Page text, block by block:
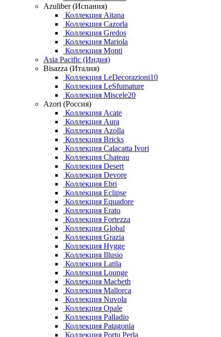
Azuliber (Испания)
Коллекция Aitana
Коллекция Cazorla
Коллекция Gredos
Коллекция Mariola
Коллекция Monti
Asia Pacific (Индия)
Bisazza (Италия)
Коллекция LeDecorazioni10
Коллекция LeSfumature
Коллекция Miscele20
Azori (Россия)
Коллекция Acate
Коллекция Aura
Коллекция Azolla
Коллекция Bricks
Коллекция Calacatta Ivori
Коллекция Chateau
Коллекция Desert
Коллекция Devore
Коллекция Ebri
Коллекция Eclipse
Коллекция Equadore
Коллекция Erato
Коллекция Fortezza
Коллекция Global
Коллекция Grazia
Коллекция Hygge
Коллекция Illusio
Коллекция Latila
Коллекция Lounge
Коллекция Macbeth
Коллекция Mallorca
Коллекция Nuvola
Коллекция Opale
Коллекция Palladio
Коллекция Patagonia
Коллекция Portu Perla